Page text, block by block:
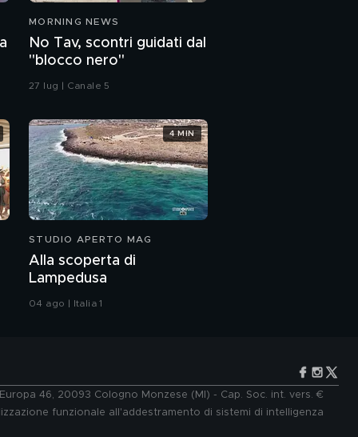
MORNING NEWS
No Tav, scontri guidati dal
"blocco nero"
27 lug | Canale 5
STUDIO APERTO MAG
Alla scoperta di
Lampedusa
04 ago | Italia 1
4 MIN
46, 20093 Cologno Monzese (MI) - Cap. Soc. int. vers. €
funzionale all'addestramento di sistemi di intelligenza